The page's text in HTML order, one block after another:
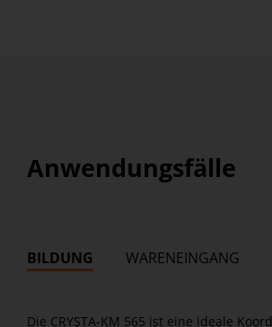
Anwendungsfälle
BILDUNG WARENEINGANG
Die CRYSTA-KM 565 ist eine ideale